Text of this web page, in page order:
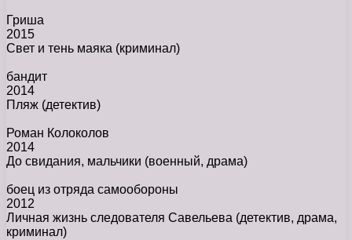
Гриша
2015
Свет и тень маяка (криминал)
бандит
2014
Пляж (детектив)
Роман Колоколов
2014
До свидания, мальчики (военный, драма)
боец из отряда самообороны
2012
Личная жизнь следователя Савельева (детектив, драма,
криминал)